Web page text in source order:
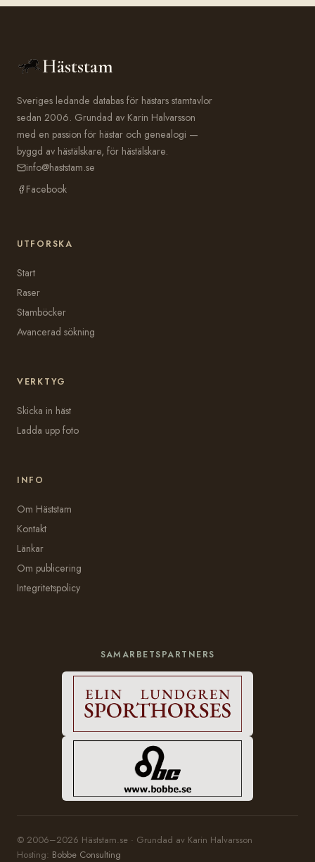
Häststam
Sveriges ledande databas för hästars stamtavlor
sedan 2006. Grundad av Karin Halvarsson
med en passion för hästar och genealogi —
byggd av hästälskare, för hästälskare.
info@haststam.se
Facebook
UTFORSKA
Start
Raser
Stamböcker
Avancerad sökning
VERKTYG
Skicka in häst
Ladda upp foto
INFO
Om Häststam
Kontakt
Länkar
Om publicering
Integritetspolicy
SAMARBETSPARTNERS
© 2006–2026 Häststam.se · Grundad av Karin Halvarsson
Hosting: Bobbe Consulting